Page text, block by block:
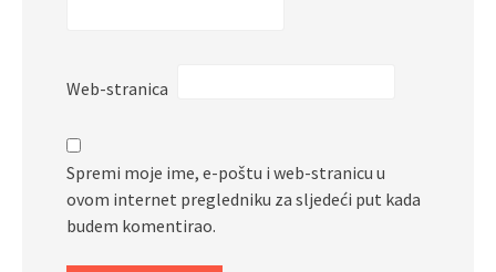
Web-stranica
Spremi moje ime, e-poštu i web-stranicu u
ovom internet pregledniku za sljedeći put kada
budem komentirao.